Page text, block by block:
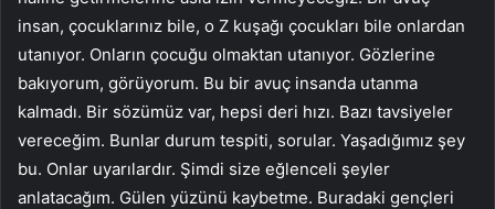
insan, çocuklarınız bile, o Z kuşağı çocukları bile onlardan
utanıyor. Onların çocuğu olmaktan utanıyor. Gözlerine
bakıyorum, görüyorum. Bu bir avuç insanda utanma
kalmadı. Bir sözümüz var, hepsi deri hızı. Bazı tavsiyeler
vereceğim. Bunlar durum tespiti, sorular. Yaşadığımız şey
bu. Onlar uyarılardır. Şimdi size eğlenceli şeyler
anlatacağım. Gülen yüzünü kaybetme. Buradaki gençleri